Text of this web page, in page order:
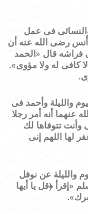
فى عمل
أنس رضى الله عنه أن
فراشه قال « الحمد
كافى له ولا مؤوى»
.
والليلة وأحمد فى
عنهما أنه أمر رجلا
تتوفاها لك
لها اللهم إنى
والليلة عن نوفل
«إقرأ ﴿قل يا أيها
»
.